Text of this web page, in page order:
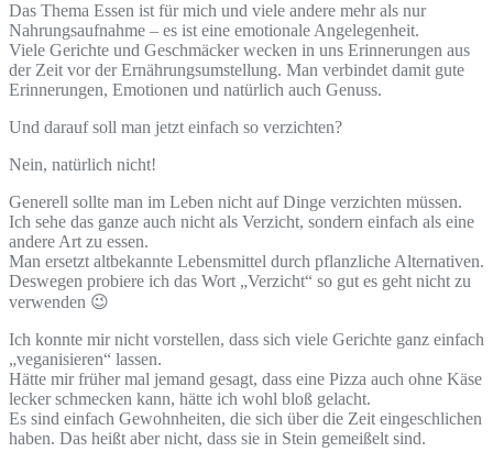
Das Thema Essen ist für mich und viele andere mehr als nur
Nahrungsaufnahme – es ist eine emotionale Angelegenheit.
Viele Gerichte und Geschmäcker wecken in uns Erinnerungen aus
der Zeit vor der Ernährungsumstellung. Man verbindet damit gute
Erinnerungen, Emotionen und natürlich auch Genuss.
Und darauf soll man jetzt einfach so verzichten?
Nein, natürlich nicht!
Generell sollte man im Leben nicht auf Dinge verzichten müssen.
Ich sehe das ganze auch nicht als Verzicht, sondern einfach als eine
andere Art zu essen.
Man ersetzt altbekannte Lebensmittel durch pflanzliche Alternativen.
Deswegen probiere ich das Wort „Verzicht“ so gut es geht nicht zu
verwenden 😉
Ich konnte mir nicht vorstellen, dass sich viele Gerichte ganz einfach
„veganisieren“ lassen.
Hätte mir früher mal jemand gesagt, dass eine Pizza auch ohne Käse
lecker schmecken kann, hätte ich wohl bloß gelacht.
Es sind einfach Gewohnheiten, die sich über die Zeit eingeschlichen
haben. Das heißt aber nicht, dass sie in Stein gemeißelt sind.